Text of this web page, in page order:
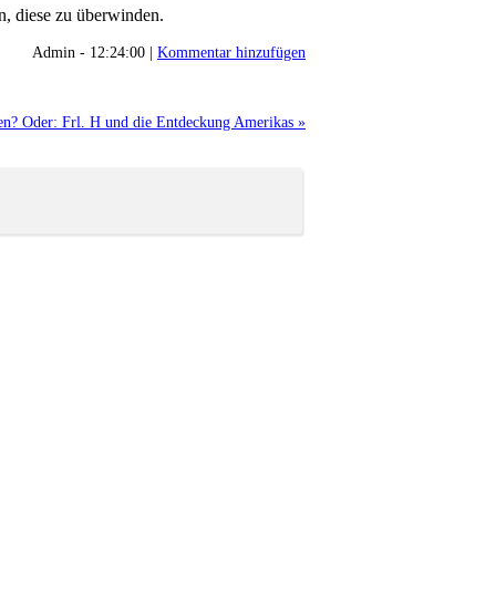
diese zu überwinden.
Admin - 12:24:00 | Kommentar hinzufügen
Oder: Frl. H und die Entdeckung Amerikas »